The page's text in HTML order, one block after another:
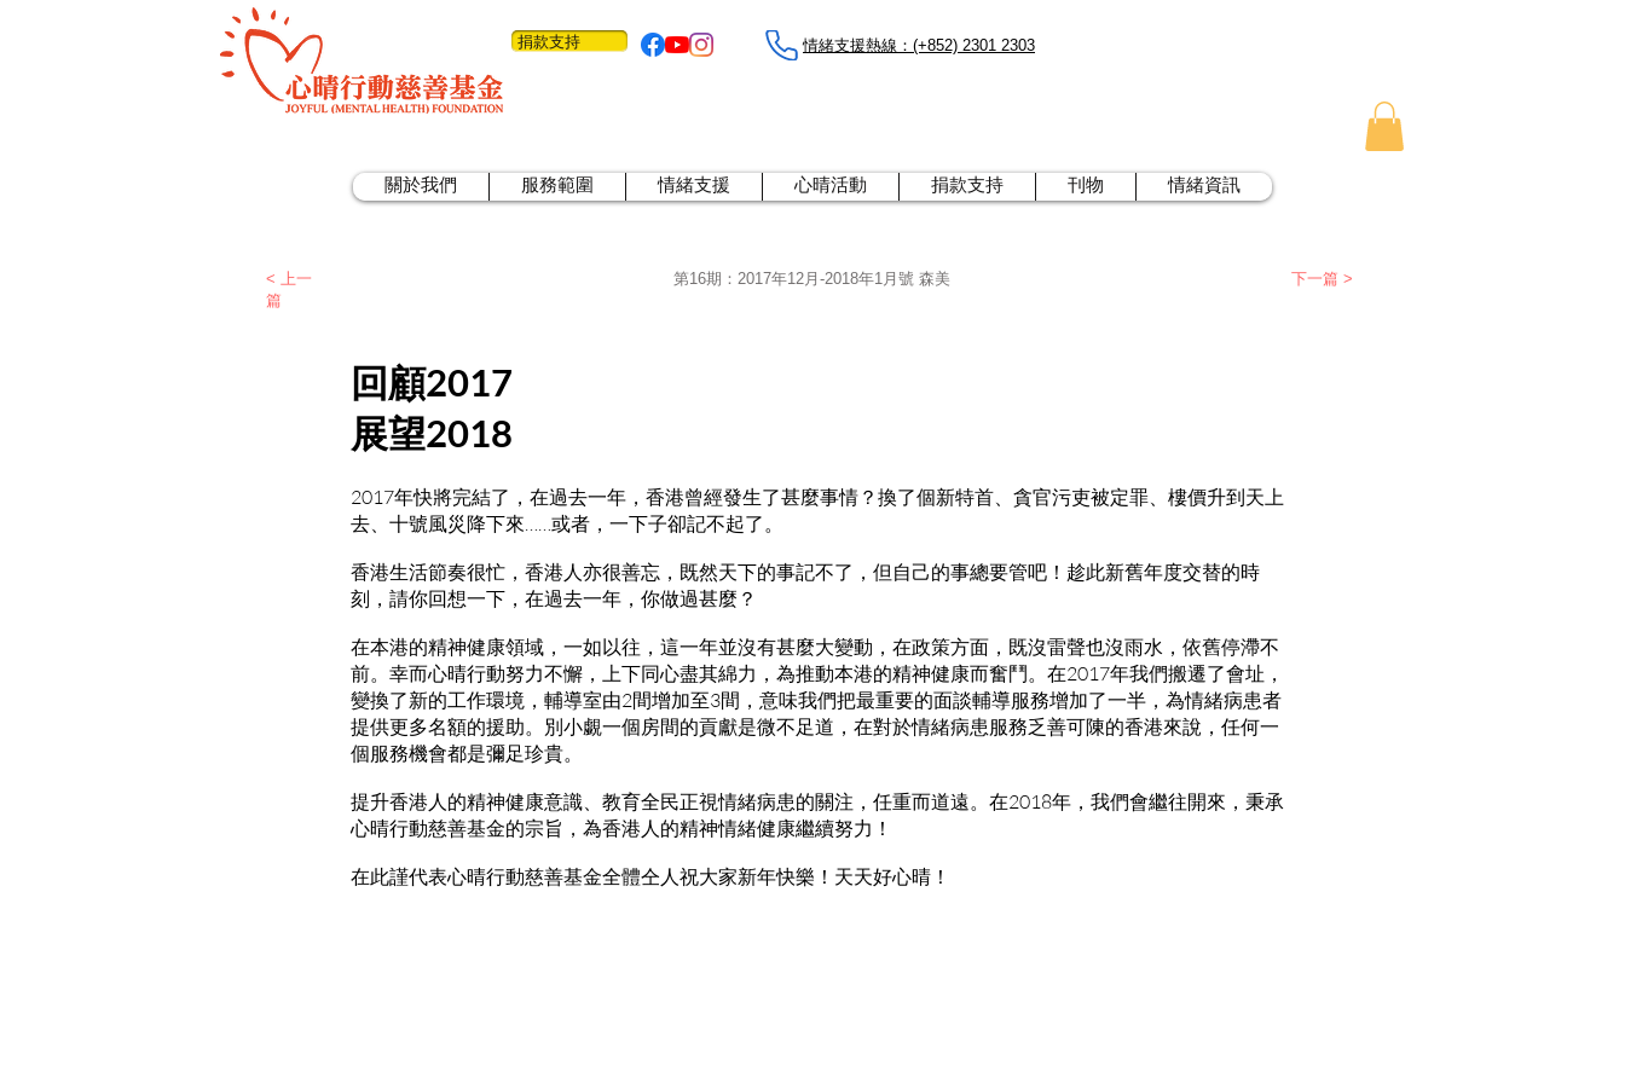
捐款支持 情緒支援熱線：​​(+852) 2301 2303
關於我們 服務範圍 情緒支援 心晴活動 捐款支持 刊物 情緒資訊
< 上一
篇
第16期：2017年12月-2018年1月號 森美 下一篇 >
回顧2017
展望2018
2017年快將完結了，在過去一年，香港曾經發生了甚麼事情？換了個新特首、貪官污吏被定罪、樓價升到天上
去、十號風災降下來……或者，一下子卻記不起了。
香港生活節奏很忙，香港人亦很善忘，既然天下的事記不了，但自己的事總要管吧！趁此新舊年度交替的時
刻，請你回想一下，在過去一年，你做過甚麼？
在本港的精神健康領域，一如以往，這一年並沒有甚麼大變動，在政策方面，既沒雷聲也沒雨水，依舊停滯不
前。幸而心晴行動努力不懈，上下同心盡其綿力，為推動本港的精神健康而奮鬥。在2017年我們搬遷了會址，
變換了新的工作環境，輔導室由2間增加至3間，意味我們把最重要的面談輔導服務增加了一半，為情緒病患者
提供更多名額的援助。別小覷一個房間的貢獻是微不足道，在對於情緒病患服務乏善可陳的香港來說，任何一
個服務機會都是彌足珍貴。
提升香港人的精神健康意識、教育全民正視情緒病患的關注，任重而道遠。在2018年，我們會繼往開來，秉承
心晴行動慈善基金的宗旨，為香港人的精神情緒健康繼續努力！
在此謹代表心晴行動慈善基金全體仝人祝大家新年快樂！天天好心晴！